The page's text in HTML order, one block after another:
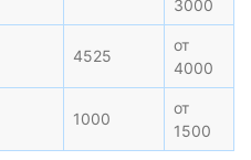
3000
4525
от
4000
1000
от
1500